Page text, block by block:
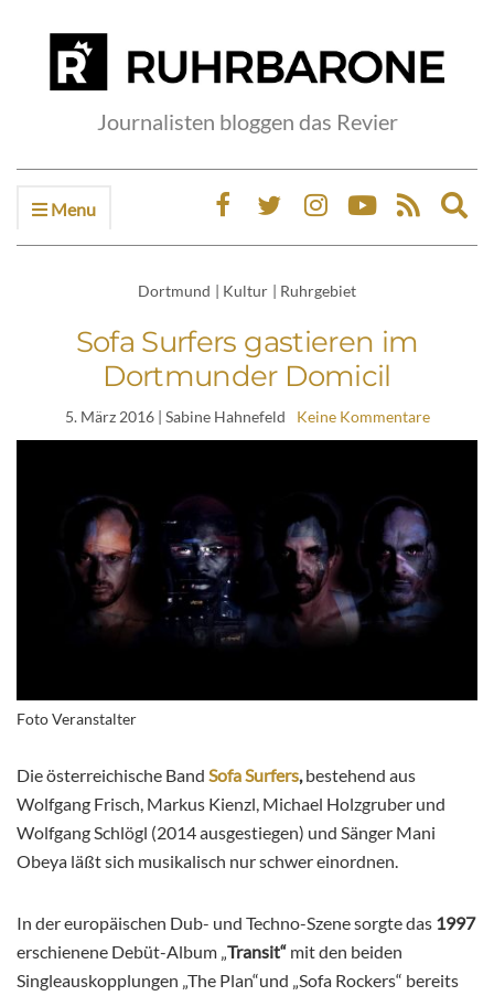
Journalisten bloggen das Revier
Menu
Dortmund | Kultur | Ruhrgebiet
Sofa Surfers gastieren im
Dortmunder Domicil
5. März 2016| Sabine Hahnefeld Keine Kommentare
Foto Veranstalter
Die österreichische Band Sofa Surfers, bestehend aus
Wolfgang Frisch, Markus Kienzl, Michael Holzgruber und
Wolfgang Schlögl (2014 ausgestiegen) und Sänger Mani
Obeya läßt sich musikalisch nur schwer einordnen.
In der europäischen Dub- und Techno-Szene sorgte das 1997
erschienene Debüt-Album „ Transit“ mit den beiden
Singleauskopplungen „The Plan“und „Sofa Rockers“ bereits